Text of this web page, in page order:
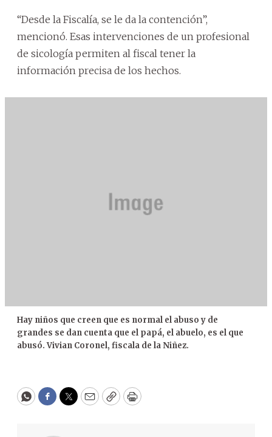
“Desde la Fiscalía, se le da la contención”,
mencionó. Esas intervenciones de un profesional
de sicología permiten al fiscal tener la
información precisa de los hechos.
Hay niños que creen que es normal el abuso y de
grandes se dan cuenta que el papá, el abuelo, es el que
abusó. Vivian Coronel, fiscala de la Niñez.
WhatsApp
Facebook
Twitter
EmailCopyPrint